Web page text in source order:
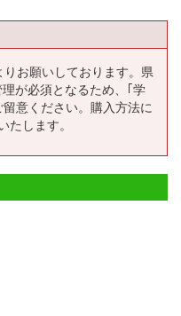
お願いしております。県
が必須となるため、｢学
意ください。購入方法に
します。